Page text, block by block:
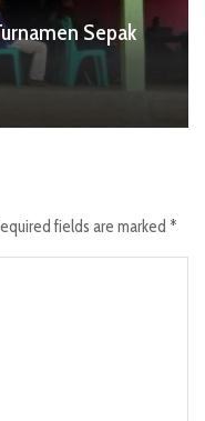
Sepak
fields are marked *